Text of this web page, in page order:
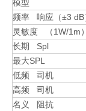
模型
频率 响应（±3 dB
灵敏度 （1W/1m）
长期 Spl
最大SPL
低频 司机
高频 司机
名义 阻抗